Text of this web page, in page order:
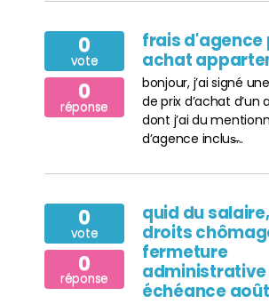
0
vote
0
réponse
frais d'agence
achat
bonjour, j’ai signé
de prix d’achat
dont j’ai du
d’agence inclus̶...
0
vote
0
réponse
quid du
droits
fermeture
administrative
échéance